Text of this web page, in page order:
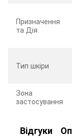
Призначення
та Дія
Тип шкіри
Зона
застосування
Відгуки